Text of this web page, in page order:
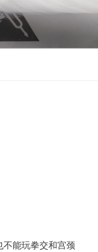
不能玩拳交和宫颈